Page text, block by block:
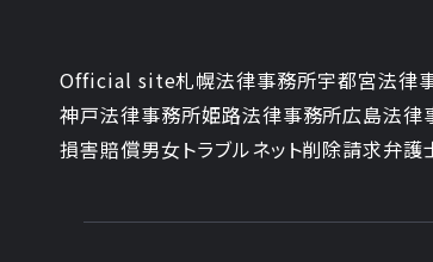
Official site札幌法律事務所宇都宮法律
神戸法律事務所姫路法律事務所広島法律
損害賠償男女トラブルネット削除請求弁護